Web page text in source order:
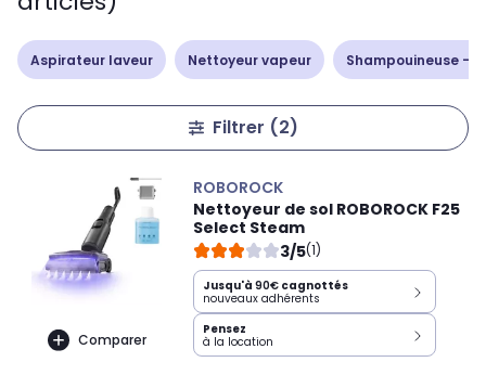
Aspirateur laveur Nettoyeur vapeur Shampouineuse -
Filtrer (2)
Comparer
ROBOROCK
Nettoyeur de sol ROBOROCK F25
Select Steam
3/5(1)
Jusqu'à 90€ cagnottés
nouveaux adhérents
Pensez
à la location